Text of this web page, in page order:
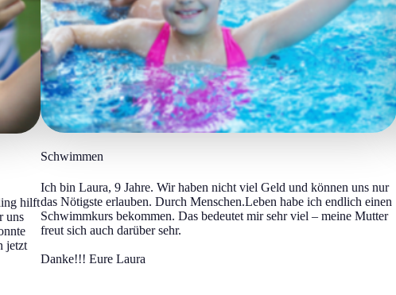
hilft
uns
jetzt
Schwimmen
Ich bin Laura, 9 Jahre. Wir haben nicht viel Geld und können uns nur
das Nötigste erlauben. Durch Menschen.Leben habe ich endlich einen
Schwimmkurs bekommen. Das bedeutet mir sehr viel – meine Mutter
freut sich auch darüber sehr.
Danke!!! Eure Laura